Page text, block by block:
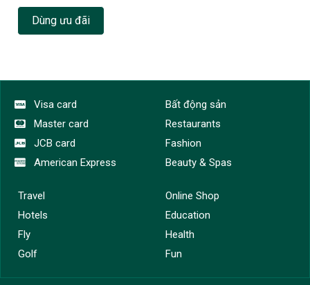
Dùng ưu đãi
Visa card
Master card
JCB card
American Express
Bất động sản
Restaurants
Fashion
Beauty & Spas
Travel
Hotels
Fly
Golf
Online Shop
Education
Health
Fun